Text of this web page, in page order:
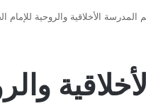
المدرسة الأخلاقية والروحية